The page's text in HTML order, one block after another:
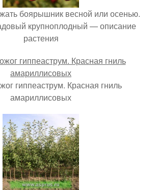
боярышник весной или осенью.
крупноплодный — описание
растения
гиппеаструм. Красная гниль
амариллисовых